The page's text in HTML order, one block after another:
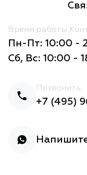
Время работы
Пн-Пт: 10:00 -
Сб, Вс: 10:00 -
Позвонить
+7 (495)